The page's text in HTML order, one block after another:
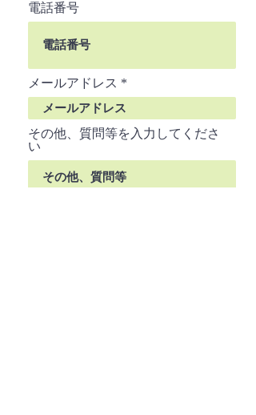
電話番号
メールアドレス
その他、質問等を入力してくださ
い